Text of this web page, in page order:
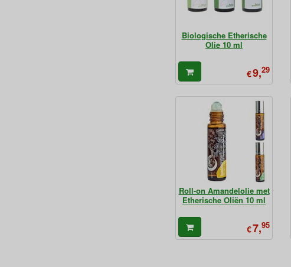
Biologische Etherische
Olie 10 ml
€9,29
Roll-on Amandelolie met
Etherische Oliën 10 ml
€7,95